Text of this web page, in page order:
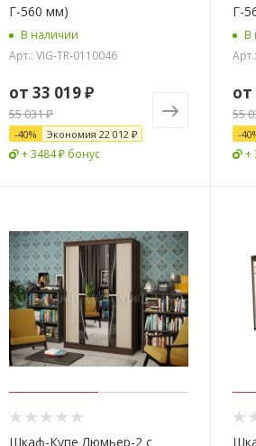
Г-560 мм)
В наличии
Арт.: VIG-TR-0110046
от 33 019 ₽
55 031 ₽
-40% Экономия 22 012 ₽
+ 3484 ₽ бонус
Г-
В
от
55
-40
+
Шкаф-Купе Люмьер-2 с